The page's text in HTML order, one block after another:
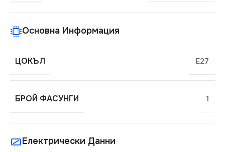
Основна Информация
ЦОКЪЛ E27
БРОЙ ФАСУНГИ 1
Електрически Данни